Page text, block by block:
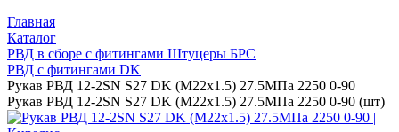
Главная
Каталог
РВД в сборе с фитингами Штуцеры БРС
РВД с фитингами DK
Рукав РВД 12-2SN S27 DK (М22х1.5) 27.5МПа 2250 0-90
Рукав РВД 12-2SN S27 DK (М22х1.5) 27.5МПа 2250 0-90 (шт)